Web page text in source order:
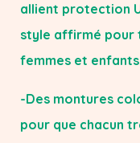
allient protection
style affirmé pour
femmes et
-​Des montures
pour que chacun